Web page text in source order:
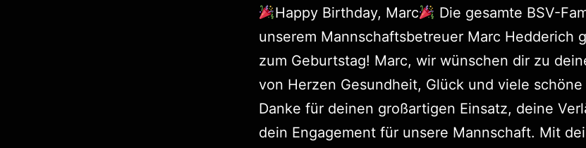
Happy Birthday, Marc
Die gesamte BSV-
unserem Mannschaftsbetreuer Marc Hedderich
zum Geburtstag! Marc, wir wünschen dir zu
von Herzen Gesundheit, Glück und viele
Danke für deinen großartigen Einsatz, deine
dein Engagement für unsere Mannschaft. Mit